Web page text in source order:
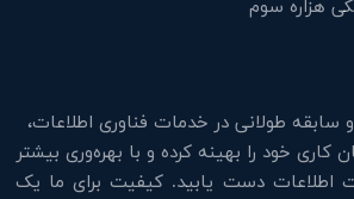
طولانی در خدمات فناوری اطلاعات،
خود را بهینه کرده و با بهره‌وری بیشتر
اطلاعات دست یابید. کیفیت برای ما یک